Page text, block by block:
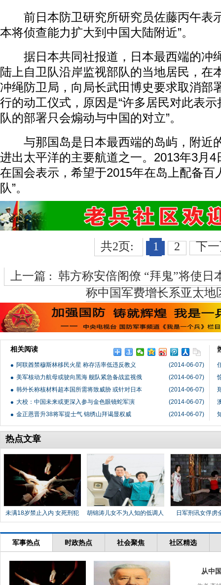
前日本防卫研究所研究员佐藤丙午表
本将侦查能力扩大到中国大陆附近”。
据日本共同社报道，日本最西端的冲
陆上自卫队沿岸监视部队的当地居民，在
冲绳防卫局，向局长武田博史要求取消部
行的动工仪式，原因是“许多居民对此表
队的部署只会煽动与中国的对立”。
与那国岛是日本最西端的岛屿，附近
进出太平洋的主要航道之一。2013年3月
在国会表示，希望于2015年在岛上配备百
队”。
共2页: 1 2 下
上一篇 : 韩方称安倍阁僚 “拜鬼”将使日
称中国军费增长系亚太地
相关阅读
(2014-06-07)
阿联酋禁穆斯林移民火星 称存活率低违反教义
(2014-06-07)
美军核动力航母或驶向黑海 舰队紧急备战监视俄
(2014-06-07)
韩外长称核材料超本国所需将致威胁 或针对日本
(2014-06-07)
大校：中国未来或更深入参与金色眼镜蛇军演
(2014-06-07)
金正恩晋升38将军提士气 锦绣山拜谒显权威
热点文章
未满18岁禁止入内 女死刑犯 胡锦涛儿女不为人知的低调人 日军刑讯女俘虏